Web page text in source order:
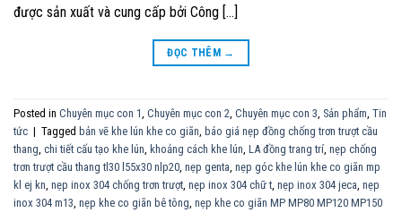
được sản xuất và cung cấp bởi Công […]
ĐỌC THÊM →
Posted in Chuyên mục con 1, Chuyên mục con 2, Chuyên mục con 3, Sản phẩm, Tin
tức | Tagged bản vẽ khe lún khe co giãn, báo giá nẹp đồng chống trơn trượt cầu
thang, chi tiết cấu tạo khe lún, khoảng cách khe lún, LA đồng trang trí, nẹp chống
trơn trượt cầu thang tl30 l55x30 nlp20, nẹp genta, nẹp góc khe lún khe co giãn mp
kl ej kn, nẹp inox 304 chống trơn trượt, nẹp inox 304 chữ t, nẹp inox 304 jeca, nẹp
inox 304 m13, nẹp khe co giãn bê tông, nẹp khe co giãn MP MP80 MP120 MP150